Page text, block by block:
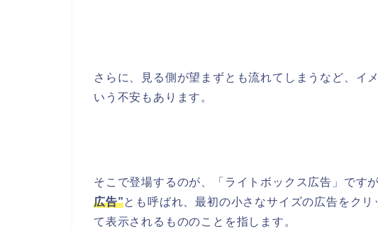
さらに、見る側が望まずとも流れてしまうなど、イ
いう不安もあります。
そこで登場するのが、「ライトボックス広告」です
広告”とも呼ばれ、最初の小さなサイズの広告をク
て表示されるもののことを指します。